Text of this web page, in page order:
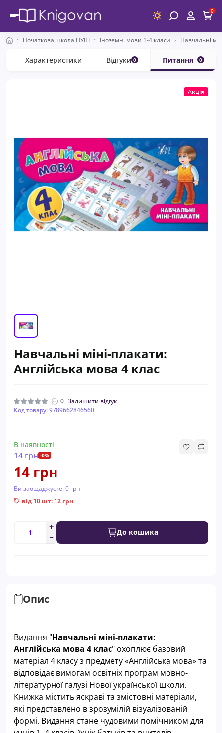
0
Початкова школа НУШ Іноземні мови 1-4 класи Навчальні
Характеристики Відгуки 0 Питання 0
Акція
Навчальні міні-плакати:
Англійська мова 4 клас
0 Залишити відгук
Код товару: 9789662846560
В наявності
14 грн -0%
14 грн
Ви заощаджуєте:0 грн
від 10 шт: 12 грн
До кошика
Опис
Видання "Навчальні міні-плакати:
Англійська мова 4 клас" охоплює базовий
матеріал 4 класу з предмету «Англійська мова» та
відповідає вимогам освітніх програм мовно-
літературної галузі Нової української школи.
Книжка містить яскраві та змістовні матеріали,
які представлено в зрозумілій візуалізованій
формі. Видання стане чудовими помічником для